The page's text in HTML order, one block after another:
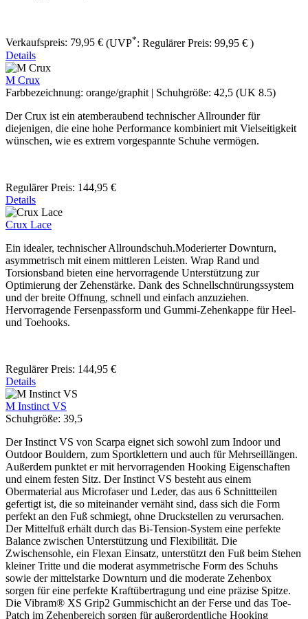
Verkaufspreis: 79,95 € (UVP*: Regulärer Preis: 99,95 € )
Details
M Crux
Farbbezeichnung: orange/graphit | Schuhgröße: 42,5 (UK 8.5)
Der Crux ist ein atemberaubend technischer Allrounder für
diejenigen, die eine hohe Performance kombiniert mit Vielseitigkeit
wünschen, wie es extrem vorgespannte Schuhe vermögen.
Regulärer Preis: 144,95 €
Details
Crux Lace
Ein idealer, technischer Allroundschuh.Moderierter Downturn,
asymmetrisch mit einem mittleren Leisten. Wrap Rand und
Torsionsband bieten eine hervorragende Unterstützung zur
Optimierung der Zehenstärke. Dank des Schnellschnürungssystem
und der breite Offnung, schnell und einfach anzuziehen.
Hervorragende Fersenpassform und Gummi-Zehenkappe für Heel-
und Toehooks.
Regulärer Preis: 144,95 €
Details
M Instinct VS
Schuhgröße: 39,5
Der Instinct VS von Scarpa eignet sich sowohl zum Indoor und
Outdoor Bouldern, zum Sportklettern und auch für Mehrseillängen.
Außerdem punktet er mit hervorragenden Hooking Eigenschaften
und einem festen Sitz. Der Instinct VS besteht aus einem
Obermaterial aus Microfaser und Leder, das aus 6 Schnittteilen
gefertigt ist, die so miteinander vernäht sind, dass sich die Form
perfekt an den Fuß schmiegt, ohne Druckstellen zu verursachen.
Der Mittelfuß erhält durch das Bi-Tension-System eine perfekte
Balance zwischen Unterstützung und Flexibilität. Die
Zwischensohle, ein Flexan Einsatz, unterstützt den Fuß beim Stehen
kleiner Tritte und die moderat asymmetrische Form des Schuhs
sowie der mittelstarke Downturn und die moderate Zehenbox
sorgen für eine perfekte Kraftübertragung und eine präzise Spitze.
Die Vibram® XS Grip2 Gummischicht an der Ferse und das Toe-
Patch im Zehenbereich sorgen für außerordentliche Hooking